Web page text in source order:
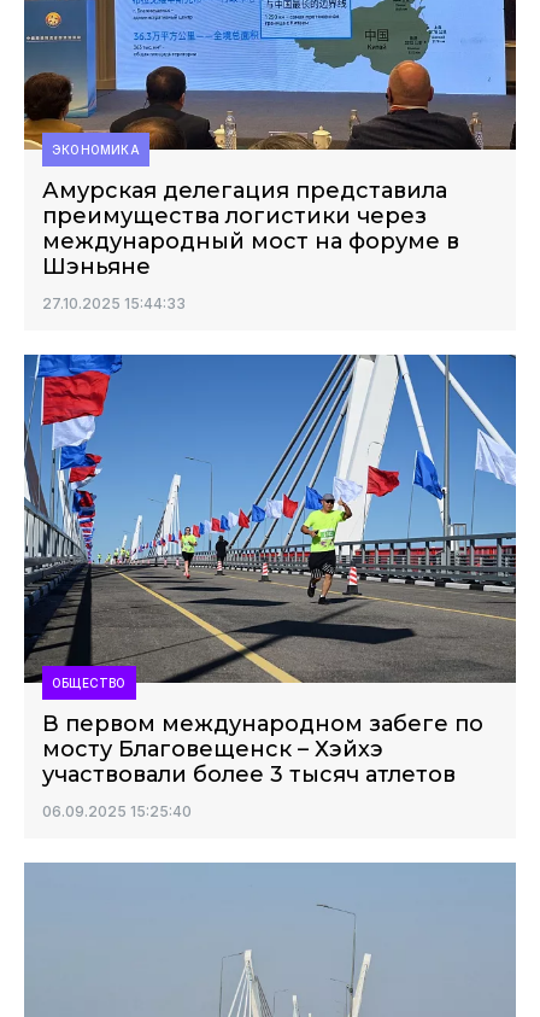
ЭКОНОМИКА
Амурская делегация представила
преимущества логистики через
международный мост на форуме в
Шэньяне
27.10.2025 15:44:33
ОБЩЕСТВО
В первом международном забеге по
мосту Благовещенск – Хэйхэ
участвовали более 3 тысяч атлетов
06.09.2025 15:25:40